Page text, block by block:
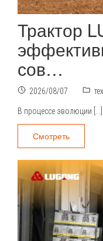
Трактор
сов…
2026/08/07
В процессе эволюции […]
Смотреть